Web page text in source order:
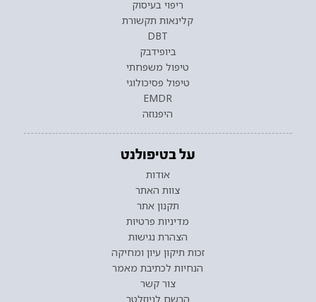
ריפוי בעיסוק
קלינאות תקשורת
DBT
ביופידבק
טיפול משפחתי
טיפול פסיכולוגי
EMDR
היפנוזה
על בטיפולנט
אודות
צוות האתר
תקנון אתר
מדיניות פרטיות
הצהרת נגישות
זכות תיקון עיון ומחיקה
הנחיות לכתיבת מאמר
צור קשר
הרשם לניוזלטר